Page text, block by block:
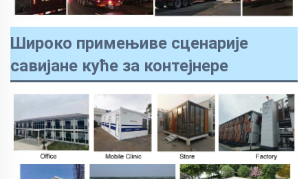
Широко примењиве сценарије
савијане куће за контејнере